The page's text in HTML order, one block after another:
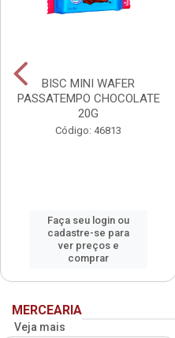
BISC MINI WAFER
PASSATEMPO CHOCOLATE
20G
Código: 46813
Faça seu login ou
cadastre-se para
ver preços e
comprar
MERCEARIA
Veja mais